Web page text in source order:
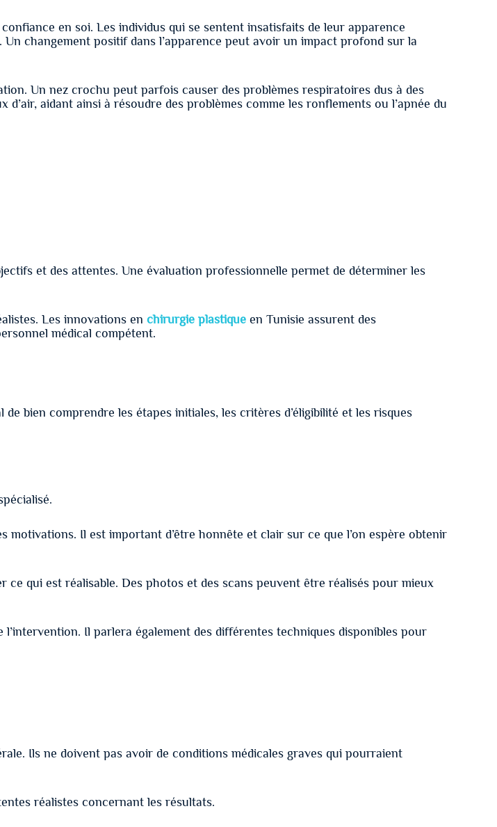
en soi. Les individus qui se sentent insatisfaits de leur apparence
changement positif dans l’apparence peut avoir un impact profond sur la
Un nez crochu peut parfois causer des problèmes respiratoires dus à des
aidant ainsi à résoudre des problèmes comme les ronflements ou l’apnée du
et des attentes. Une évaluation professionnelle permet de déterminer les
Les innovations en chirurgie plastique en Tunisie assurent des
médical compétent.
de bien comprendre les étapes initiales, les critères d’éligibilité et les risques
Il est important d’être honnête et clair sur ce que l’on espère obtenir
qui est réalisable. Des photos et des scans peuvent être réalisés pour mieux
Il parlera également des différentes techniques disponibles pour
Ils ne doivent pas avoir de conditions médicales graves qui pourraient
réalistes concernant les résultats.